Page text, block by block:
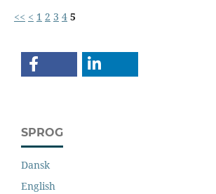
<< < 1 2 3 4 5
SPROG
Dansk
English